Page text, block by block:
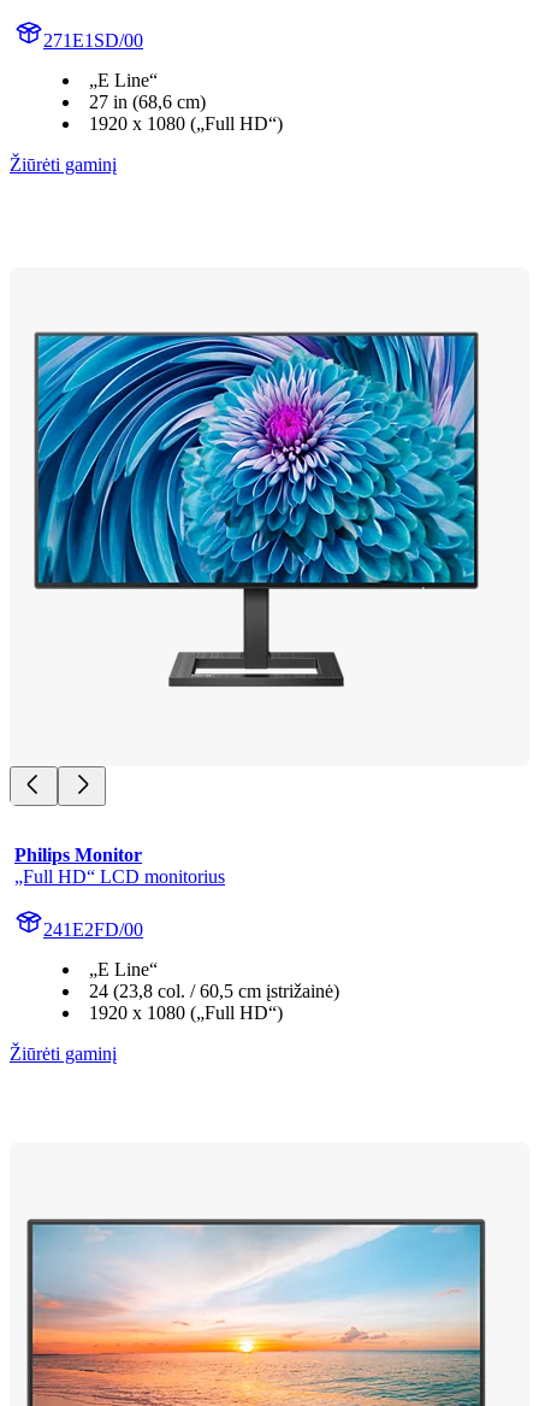
271E1SD/00
„E Line“
27 in (68,6 cm)
1920 x 1080 („Full HD“)
Žiūrėti gaminį
Philips Monitor
„Full HD“ LCD monitorius
241E2FD/00
„E Line“
24 (23,8 col. / 60,5 cm įstrižainė)
1920 x 1080 („Full HD“)
Žiūrėti gaminį